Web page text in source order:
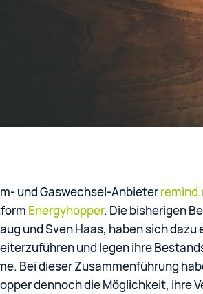
und Gaswechsel-Anbieter
Energyhopper. Die bisherigen
und Sven Haas, haben sich
und legen ihre
Bei dieser Zusammenführung
dennoch die Möglichkeit, ihre